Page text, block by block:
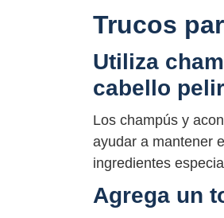
Trucos
Utiliza
cabello
Los champús y
ayudar a mantener
ingredientes
Agrega un